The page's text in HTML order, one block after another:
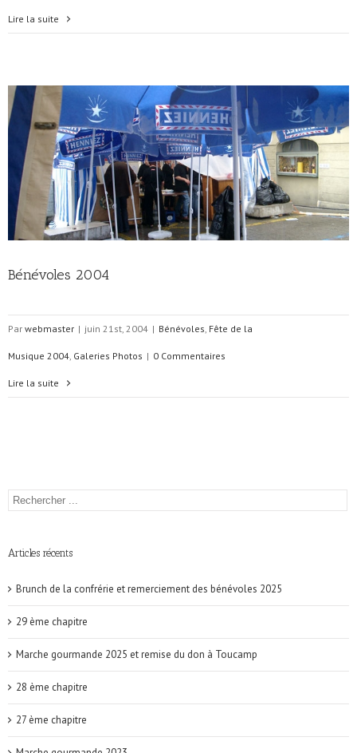
Lire la suite
Bénévoles 2004
Par webmaster | juin 21st, 2004 | Bénévoles, Fête de la
Musique 2004, Galeries Photos | 0 Commentaires
Lire la suite
Articles récents
Brunch de la confrérie et remerciement des bénévoles 2025
29 ème chapitre
Marche gourmande 2025 et remise du don à Toucamp
28 ème chapitre
27 ème chapitre